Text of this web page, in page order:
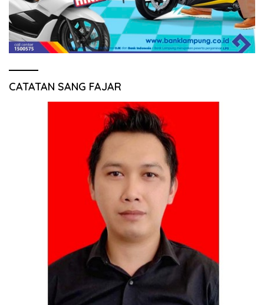
CATATAN SANG FAJAR